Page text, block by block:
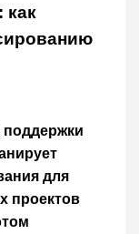
как
для
проектов